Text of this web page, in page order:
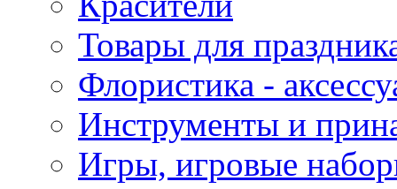
Товары для
Флористика -
Инструменты и
Игры, игровые